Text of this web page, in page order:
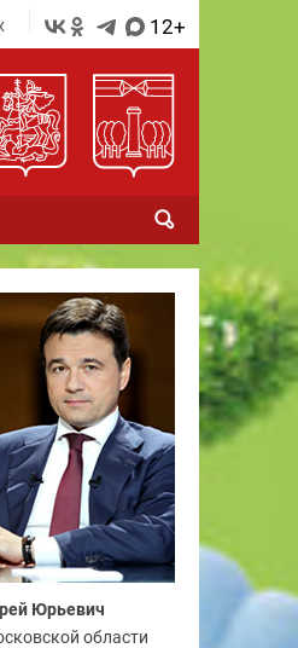
12+
Юрьевич
области